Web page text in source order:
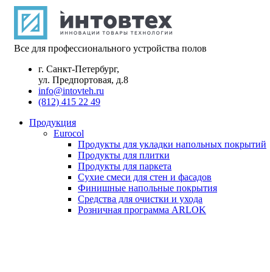
Все для профессионального устройства полов
г. Санкт-Петербург,
ул. Предпортовая, д.8
info@intovteh.ru
(812) 415 22 49
Продукция
Eurocol
Продукты для укладки напольных покрытий
Продукты для плитки
Продукты для паркета
Сухие смеси для стен и фасадов
Финишные напольные покрытия
Средства для очистки и ухода
Розничная программа ARLOK